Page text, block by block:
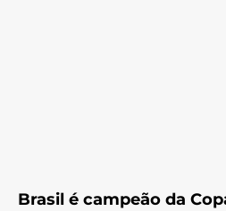
Brasil é campeão da